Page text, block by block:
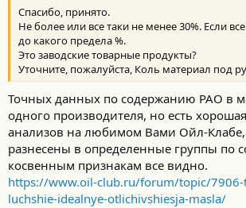
Спасибо, принято.
Не более или все таки не менее 30%. Если
до какого предела %.
Это заводские товарные продукты?
Уточните, пожалуйста, Коль материал под
Точных данных по содержанию PAO в
одного производителя, но есть
анализов на любимом Вами Ойл-Клабе,
разнесены в определенные группы по
косвенным признакам все видно.
https://www.oil-club.ru/forum/topic/
luchshie-idealnye-otlichivshiesja-masla/